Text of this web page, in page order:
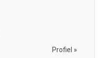
Profiel »